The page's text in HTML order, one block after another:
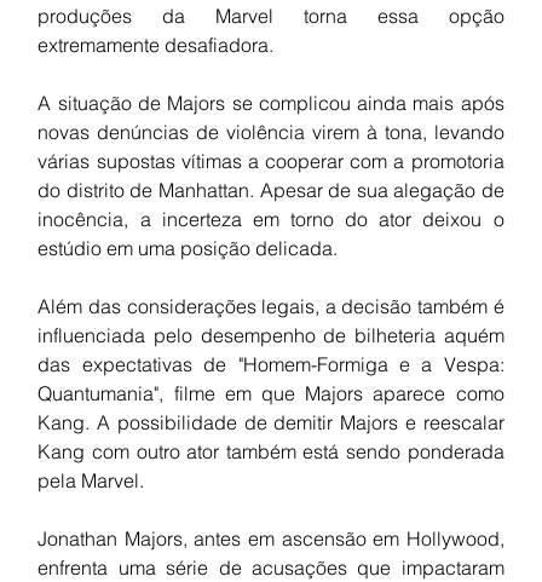
produções da Marvel torna essa opção
extremamente desafiadora.
A situação de Majors se complicou ainda mais após
novas denúncias de violência virem à tona, levando
várias supostas vítimas a cooperar com a promotoria
do distrito de Manhattan. Apesar de sua alegação de
inocência, a incerteza em torno do ator deixou o
estúdio em uma posição delicada.
Além das considerações legais, a decisão também é
influenciada pelo desempenho de bilheteria aquém
das expectativas de "Homem-Formiga e a Vespa:
Quantumania", filme em que Majors aparece como
Kang. A possibilidade de demitir Majors e reescalar
Kang com outro ator também está sendo ponderada
pela Marvel.
Jonathan Majors, antes em ascensão em Hollywood,
enfrenta uma série de acusações que impactaram